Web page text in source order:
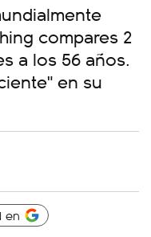
compares 2
a los 56 años.
en su
en